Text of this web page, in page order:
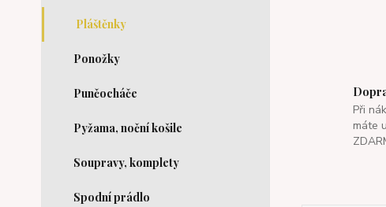
Pláštěnky
Ponožky
Punčocháče
Pyžama, noční košile
Soupravy, komplety
Spodní prádlo
Při
máte